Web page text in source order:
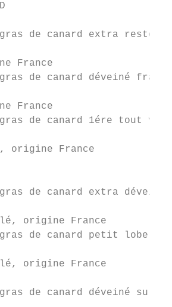
de canard extra resto
France
de canard déveiné
France
de canard 1ére tout
origine France
de canard extra
origine France
de canard petit lobe
origine France
de canard déveiné